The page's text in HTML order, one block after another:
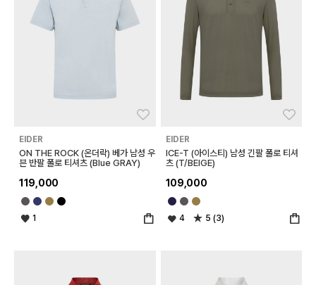
EIDER
ON THE ROCK (온더락) 베가 남성 우
븐 반팔 폴로 티셔츠 (Blue GRAY)
119,000
1
EIDER
ICE-T (아이스티) 남성 긴팔 폴로 티셔
츠 (T/BEIGE)
109,000
4 5 (3)